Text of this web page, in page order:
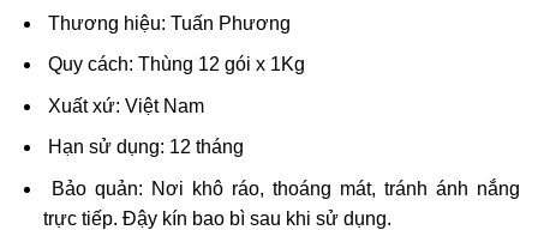
Thương hiệu: Tuấn Phương
Quy cách: Thùng 12 gói x 1Kg
Xuất xứ: Việt Nam
Hạn sử dụng: 12 tháng
Bảo quản: Nơi khô ráo, thoáng mát, tránh ánh nắng
trực tiếp. Đậy kín bao bì sau khi sử dụng.